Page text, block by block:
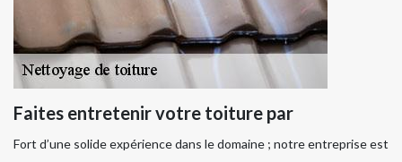
Faites entretenir votre toiture par
Fort d’une solide expérience dans le domaine ; notre entreprise est